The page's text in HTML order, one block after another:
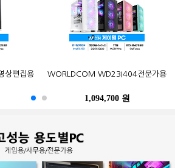
상편집용 WORLDCOM WD23I404전문가용
1,094,700 원
티에스
1605 M2 피씨디렉트 (4GB, M2
522,500 원
LG전자 울트라기어 24GN600
218,000 원
)
포유디지탈 iMUZ 컨버터 탭 14 PRO
(SSD 256GB)
469,800 원
품 무한
)
Epson 정품 무한 L3256 (무한잉크)
273,800 원